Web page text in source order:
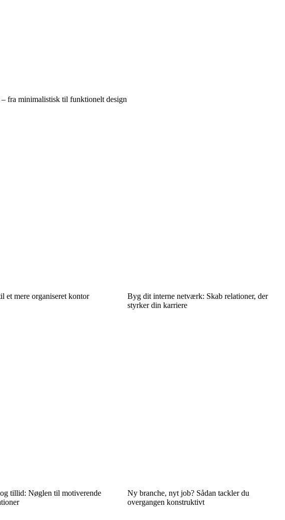
fra minimalistisk til funktionelt design
et mere organiseret kontor
Byg dit interne netværk: Skab relationer, der
styrker din karriere
tillid: Nøglen til motiverende
Ny branche, nyt job? Sådan tackler du
overgangen konstruktivt